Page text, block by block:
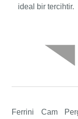
ideal bir tercihtir.
Ferrini Cam